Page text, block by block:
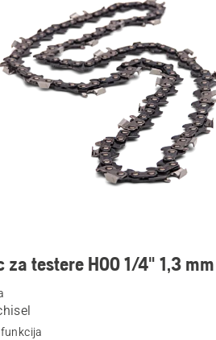
za testere H00 1/4" 1,3 mm